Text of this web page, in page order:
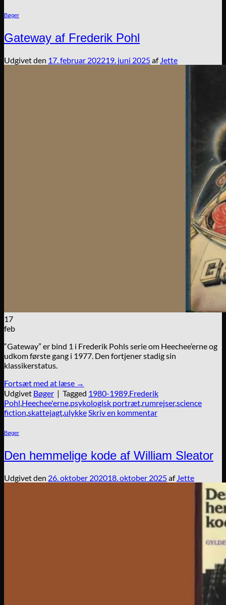
Bøger
Gateway af Frederik Pohl
Udgivet den 17. februar 202219. juni 2025af Jette
17
feb
“Gateway” er bind 1 i Frederik Pohls serie om Heechee’erne og
udkom første gang i 1977. Den fortjener stadig sin
klassikerstatus.
Fortsæt med at læse →
Udgivet Bøger | Tagged 1980-1989,Frederik
Pohl,Heechee'erne,psykologisk portræt,rumrejser,science
fiction,skattejagt,ulykkeSkriv en kommentar
Bøger
Den hemmelige kode af William Sleator
Udgivet den 26. oktober 202018. oktober 2025af Jette